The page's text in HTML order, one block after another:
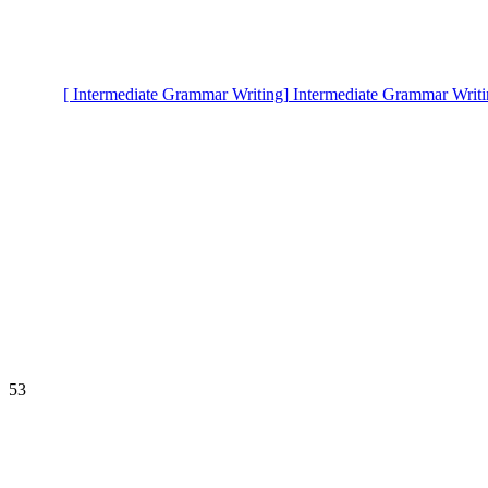
53
[ Intermediate Grammar Writing] Intermediate Grammar